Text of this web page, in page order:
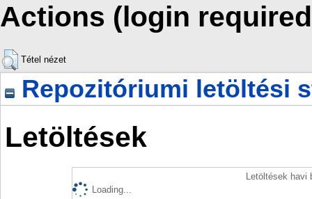
Actions (login
Tétel nézet
Repozitóriumi letöltési
Letöltések
Letöltések
Loading...